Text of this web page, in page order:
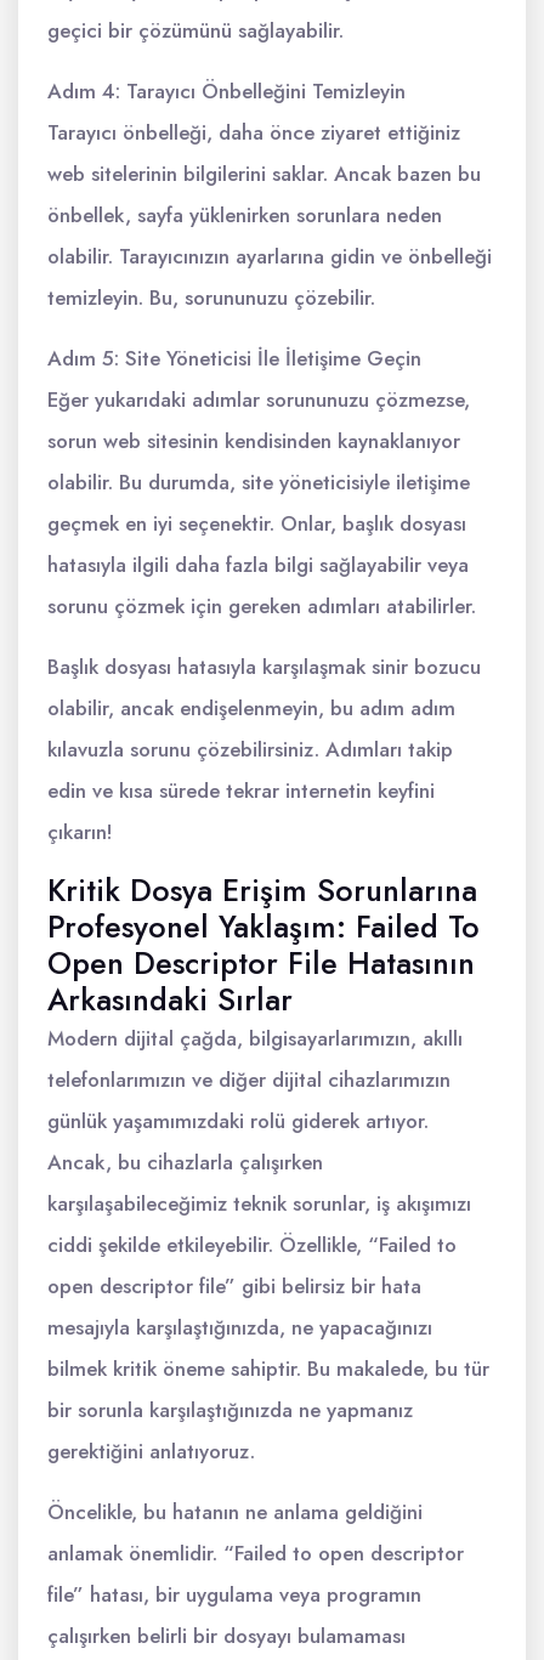
geçici bir çözümünü sağlayabilir.
Adım 4: Tarayıcı Önbelleğini Temizleyin
Tarayıcı önbelleği, daha önce ziyaret ettiğiniz
web sitelerinin bilgilerini saklar. Ancak bazen bu
önbellek, sayfa yüklenirken sorunlara neden
olabilir. Tarayıcınızın ayarlarına gidin ve önbelleği
temizleyin. Bu, sorununuzu çözebilir.
Adım 5: Site Yöneticisi İle İletişime Geçin
Eğer yukarıdaki adımlar sorununuzu çözmezse,
sorun web sitesinin kendisinden kaynaklanıyor
olabilir. Bu durumda, site yöneticisiyle iletişime
geçmek en iyi seçenektir. Onlar, başlık dosyası
hatasıyla ilgili daha fazla bilgi sağlayabilir veya
sorunu çözmek için gereken adımları atabilirler.
Başlık dosyası hatasıyla karşılaşmak sinir bozucu
olabilir, ancak endişelenmeyin, bu adım adım
kılavuzla sorunu çözebilirsiniz. Adımları takip
edin ve kısa sürede tekrar internetin keyfini
çıkarın!
Kritik Dosya Erişim Sorunlarına
Profesyonel Yaklaşım: Failed To
Open Descriptor File Hatasının
Arkasındaki Sırlar
Modern dijital çağda, bilgisayarlarımızın, akıllı
telefonlarımızın ve diğer dijital cihazlarımızın
günlük yaşamımızdaki rolü giderek artıyor.
Ancak, bu cihazlarla çalışırken
karşılaşabileceğimiz teknik sorunlar, iş akışımızı
ciddi şekilde etkileyebilir. Özellikle, “Failed to
open descriptor file” gibi belirsiz bir hata
mesajıyla karşılaştığınızda, ne yapacağınızı
bilmek kritik öneme sahiptir. Bu makalede, bu tür
bir sorunla karşılaştığınızda ne yapmanız
gerektiğini anlatıyoruz.
Öncelikle, bu hatanın ne anlama geldiğini
anlamak önemlidir. “Failed to open descriptor
file” hatası, bir uygulama veya programın
çalışırken belirli bir dosyayı bulamaması